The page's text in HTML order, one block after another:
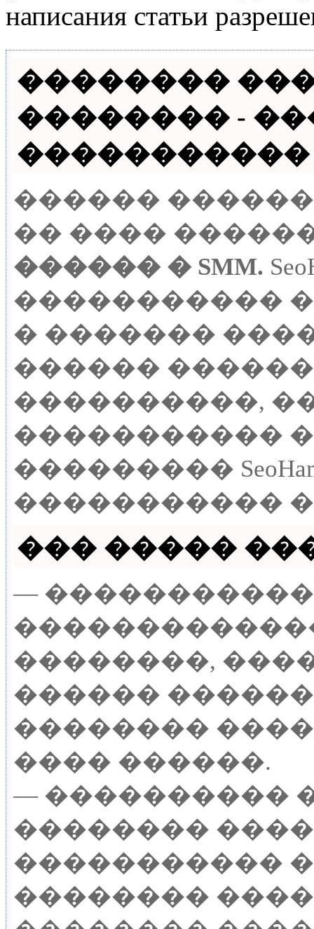
написания статьи
��������
�������� -
����������� ��
������
�� ����
������ � SMM.
�����������
� �������
������
����������,
�����������
���������
�����������
��� �����
—
��������,
������
��������
���� ������.
— ����������
��������
�����������
��������